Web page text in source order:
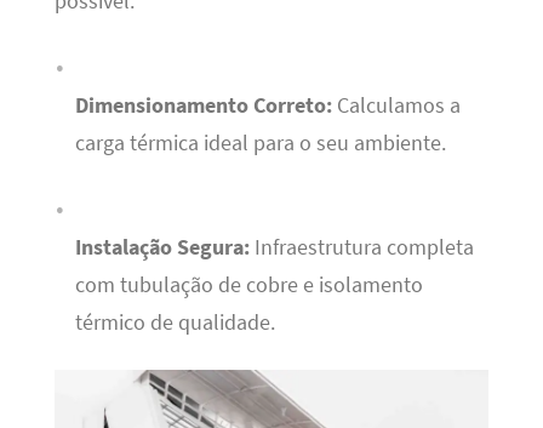
Dimensionamento Correto:Calculamos a
carga térmica ideal para o seu ambiente.
Instalação Segura:Infraestrutura completa
com tubulação de cobre e isolamento
térmico de qualidade.